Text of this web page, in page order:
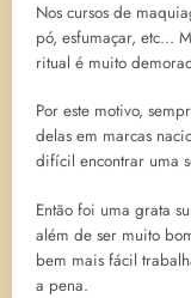
Nos cursos de
pó, esfumaçar, etc…
ritual é muito
Por este motivo,
delas em marcas
difícil encontrar uma
Então foi uma grata
além de ser muito
bem mais fácil
a pena.